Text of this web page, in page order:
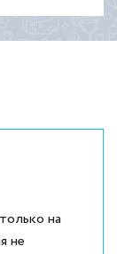
на
не